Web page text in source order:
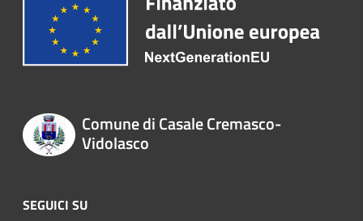
Comune di Casale Cremasco-
Vidolasco
SEGUICI SU